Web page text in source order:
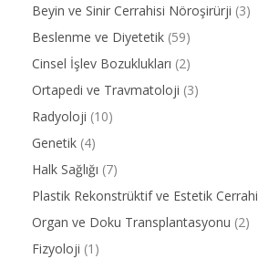
Beyin ve Sinir Cerrahisi Nöroşirürji (3)
Beslenme ve Diyetetik (59)
Cinsel İşlev Bozuklukları (2)
Ortapedi ve Travmatoloji (3)
Radyoloji (10)
Genetik (4)
Halk Sağlığı (7)
Plastik Rekonstrüktif ve Estetik Cerrahi
Organ ve Doku Transplantasyonu (2)
Fizyoloji (1)